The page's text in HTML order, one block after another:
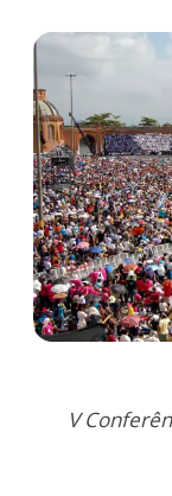
V